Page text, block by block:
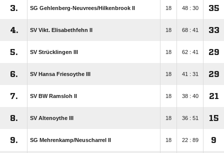
3. SG Gehlenberg-Neuvrees/​Hilkenbrook II 18 48 : 30 35
4. SV Vikt. Elisabethfehn II 18 68 : 41 33
5. SV Strücklingen III 18 62 : 41 29
6. SV Hansa Friesoythe III 18 41 : 31 29
7. SV BW Ramsloh II 18 38 : 40 21
8. SV Altenoythe III 18 36 : 51 15
9. SG Mehrenkamp/​Neuscharrel II 18 22 : 89 9